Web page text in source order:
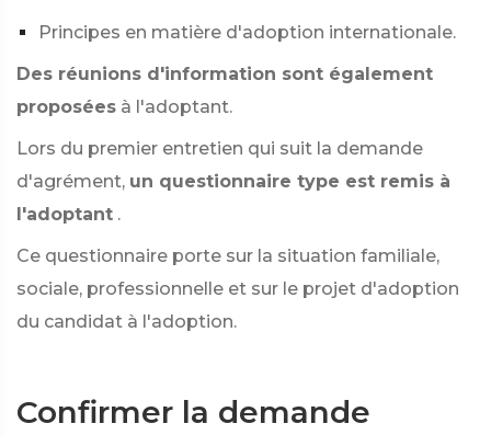
Principes en matière d'adoption internationale.
Des réunions d'information sont également
proposées à l'adoptant.
Lors du premier entretien qui suit la demande
d'agrément, un questionnaire type est remis à
l'adoptant .
Ce questionnaire porte sur la situation familiale,
sociale, professionnelle et sur le projet d'adoption
du candidat à l'adoption.
Confirmer la demande